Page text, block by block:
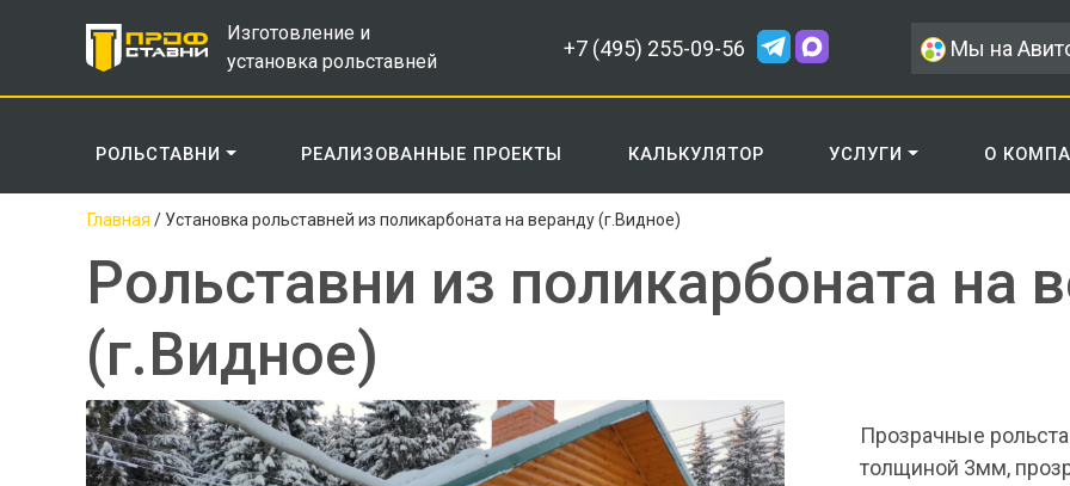
Изготовление и
установка рольставней
+7 (495) 255-09-56 Мы на
РОЛЬСТАВНИ РЕАЛИЗОВАННЫЕ ПРОЕКТЫ КАЛЬКУЛЯТОР УСЛУГИ О
Главная / Установка рольставней из поликарбоната на веранду (г.Видное)
Рольставни из поликарбоната на
(г.Видное)
Прозрачные
толщиной 3мм,